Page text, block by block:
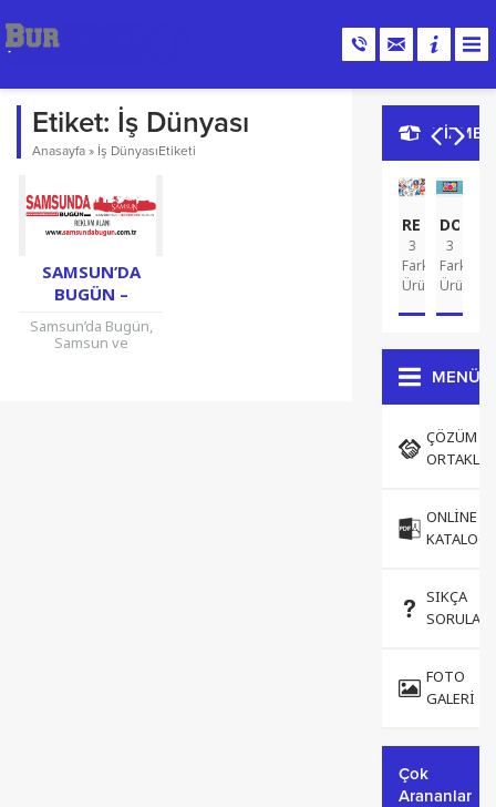
Etiket: İş Dünyası
Anasayfa » İş DünyasıEtiketi
SAMSUN’DA
BUGÜN –
SAMSUN HABER
SITESI
Samsun’da Bugün,
Samsun ve
REKLAM
3
Farklı
Ürün
3
Farklı
Ürün
MENÜ
ÇÖZÜM
ONLINE
KATALOG
SIKÇA
FOTO
GALERI
Çok
Arananlar